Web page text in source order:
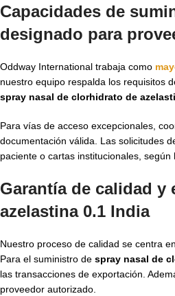
Capacidades de
designado para
Oddway International trabaja como
nuestro equipo respalda los requisitos
spray nasal de clorhidrato de
Para vías de acceso excepcionales,
documentación válida. Las solicitudes
paciente o cartas institucionales,
Garantía de calidad y
azelastina 0.1 India
Nuestro proceso de calidad se centra
Para el suministro de spray nasal de
las transacciones de exportación.
proveedor autorizado.